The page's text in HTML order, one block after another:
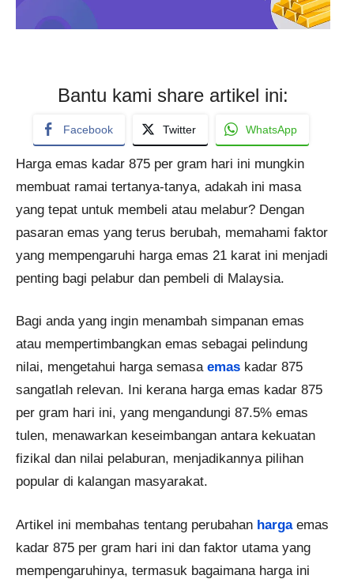
Bantu kami share artikel ini:
Facebook Twitter WhatsApp
Harga emas kadar 875 per gram hari ini mungkin
membuat ramai tertanya-tanya, adakah ini masa
yang tepat untuk membeli atau melabur? Dengan
pasaran emas yang terus berubah, memahami faktor
yang mempengaruhi harga emas 21 karat ini menjadi
penting bagi pelabur dan pembeli di Malaysia.
Bagi anda yang ingin menambah simpanan emas
atau mempertimbangkan emas sebagai pelindung
nilai, mengetahui harga semasa emas kadar 875
sangatlah relevan. Ini kerana harga emas kadar 875
per gram hari ini, yang mengandungi 87.5% emas
tulen, menawarkan keseimbangan antara kekuatan
fizikal dan nilai pelaburan, menjadikannya pilihan
popular di kalangan masyarakat.
Artikel ini membahas tentang perubahan hargaemas
kadar 875 per gram hari ini dan faktor utama yang
mempengaruhinya, termasuk bagaimana harga ini